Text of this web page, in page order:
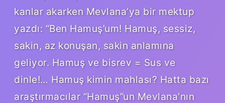
kanlar akarken Mevlana’ya bir mektup
yazdı: “Ben Hamuş’um! Hamuş, sessiz,
sakin, az konuşan, sakin anlamına
geliyor. Hamuş ve bisrev = Sus ve
dinle!… Hamuş kimin mahlası? Hatta bazı
araştırmacılar “Hamuş”un Mevlana’nın